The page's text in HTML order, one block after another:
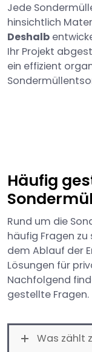
Jede
hinsichtlich
Deshalb
Ihr Projekt
ein effizient
Häufig
Rund um die
häufig Fragen
dem Ablauf der
Lösungen für
Nachfolgend
gestellte Fragen.
Was zählt